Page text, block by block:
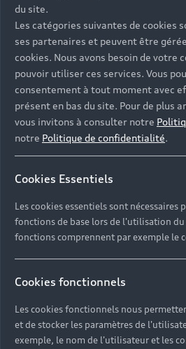
La visibilité
tous les temps.
Jusqu’au 31 décembre,
balais d’essuie-glace offerts⁽²⁾
remplacement de pare-brise.
Prendre
du site.
Les catégories suivantes de cookies
ses partenaires et peuvent être
cookies. Nous avons besoin de votre
pouvoir utiliser ces services. Vous
consentement à tout moment avec
présent en bas du site. Pour de plus
vous invitons à consulter notre
notre Politique de confidentialité.
Cookies Essentiels
Les cookies essentiels sont nécessaires
fonctions de base lors de l'utilisation
fonctions comprennent par exemple le
Cookies fonctionnels
Les cookies fonctionnels nous
et de stocker les paramètres de
exemple, le nom de l'utilisateur et les